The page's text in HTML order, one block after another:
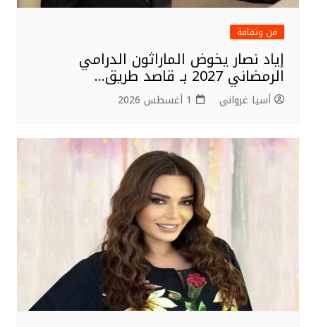
فن وثقافة
إياد نصار يخوض الماراثون الدرامي
الرمضاني 2027 بـ قاصد طريق…
أسيا غرواني 1 أغسطس 2026